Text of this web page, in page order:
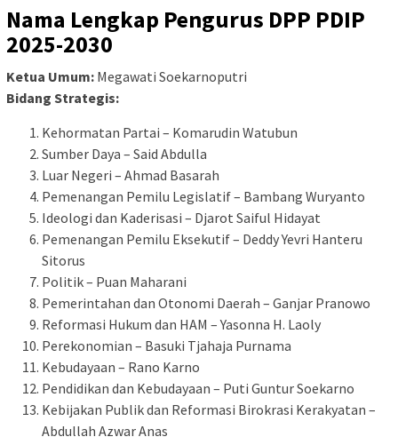
Nama Lengkap Pengurus DPP PDIP
2025-2030
Ketua Umum: Megawati Soekarnoputri
Bidang Strategis:
Kehormatan Partai – Komarudin Watubun
Sumber Daya – Said Abdulla
Luar Negeri – Ahmad Basarah
Pemenangan Pemilu Legislatif – Bambang Wuryanto
Ideologi dan Kaderisasi – Djarot Saiful Hidayat
Pemenangan Pemilu Eksekutif – Deddy Yevri Hanteru
Sitorus
Politik – Puan Maharani
Pemerintahan dan Otonomi Daerah – Ganjar Pranowo
Reformasi Hukum dan HAM – Yasonna H. Laoly
Perekonomian – Basuki Tjahaja Purnama
Kebudayaan – Rano Karno
Pendidikan dan Kebudayaan – Puti Guntur Soekarno
Kebijakan Publik dan Reformasi Birokrasi Kerakyatan –
Abdullah Azwar Anas